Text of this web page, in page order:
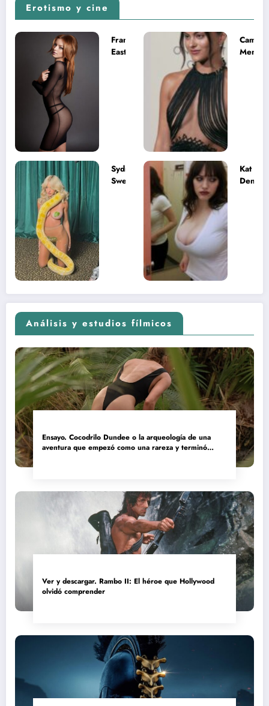
Erotismo y cine
Francesca
Eastwood y
Camila
Mendes
Sydney
Sweeney
adolescente
Kat
Análisis y estudios fílmicos
Ensayo. Cocodrilo Dundee o la arqueología de una
aventura que empezó como una rareza y terminó
Ver y descargar. Rambo II: El héroe que Hollywood
olvidó comprender